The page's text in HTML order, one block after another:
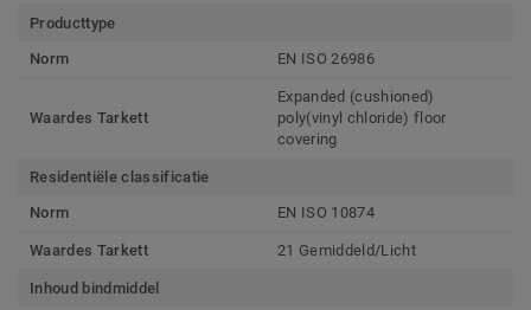
Producttype
Norm
EN ISO 26986
Waardes Tarkett
Expanded (cushioned)
poly(vinyl chloride) floor
covering
Residentiële classificatie
Norm
EN ISO 10874
Waardes Tarkett 21 Gemiddeld/Licht
Inhoud bindmiddel